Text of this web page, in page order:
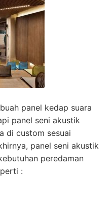
panel kedap suara
panel seni akustik
di custom sesuai
panel seni akustik
peredaman
: